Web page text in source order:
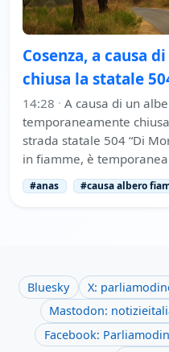
Cosenza, a causa
chiusa la statale
14:28 · A causa di un
temporaneamente
strada statale 504 “Di
in fiamme, è
#anas #causa albero
Bluesky X:
Mastodon:
Facebook: